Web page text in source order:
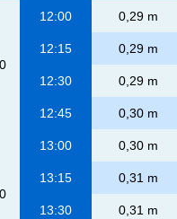
12:00 0,29 m
12:15 0,29 m
12:30 0,29 m
12:45 0,30 m
13:00 0,30 m
13:15 0,31 m
13:30 0,31 m